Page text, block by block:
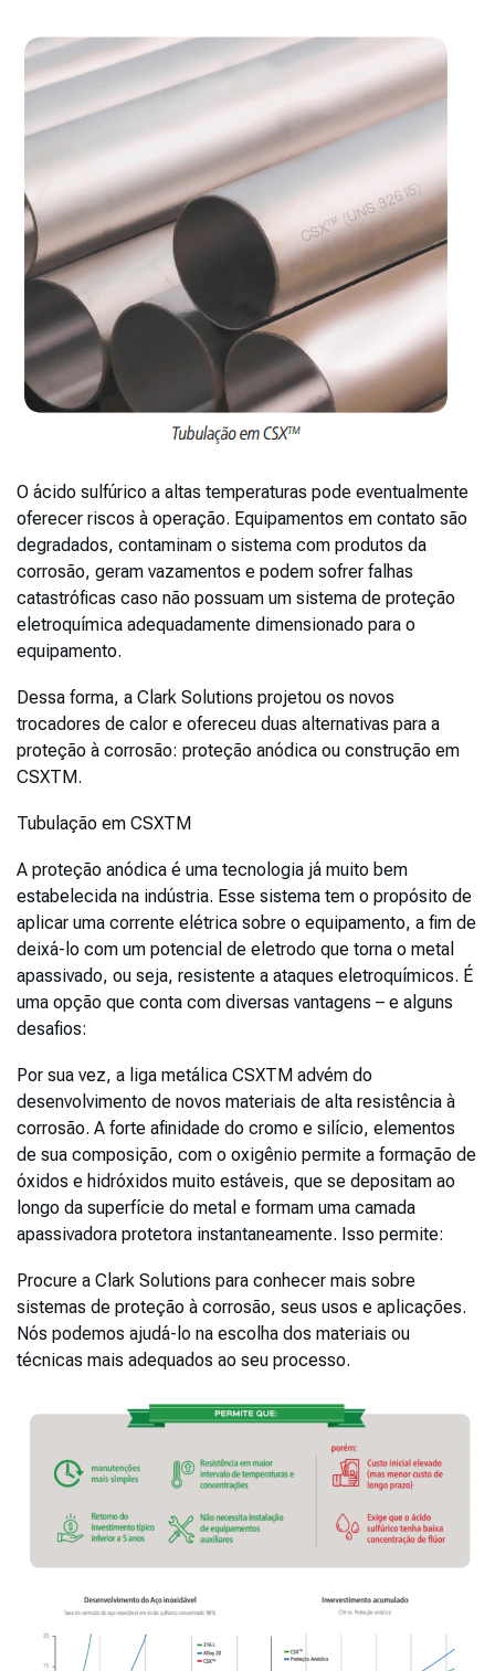
O ácido sulfúrico a altas temperaturas pode eventualmente
oferecer riscos à operação. Equipamentos em contato são
degradados, contaminam o sistema com produtos da
corrosão, geram vazamentos e podem sofrer falhas
catastróficas caso não possuam um sistema de proteção
eletroquímica adequadamente dimensionado para o
equipamento.
Dessa forma, a Clark Solutions projetou os novos
trocadores de calor e ofereceu duas alternativas para a
proteção à corrosão: proteção anódica ou construção em
CSXTM.
Tubulação em CSXTM
A proteção anódica é uma tecnologia já muito bem
estabelecida na indústria. Esse sistema tem o propósito de
aplicar uma corrente elétrica sobre o equipamento, a fim de
deixá-lo com um potencial de eletrodo que torna o metal
apassivado, ou seja, resistente a ataques eletroquímicos. É
uma opção que conta com diversas vantagens – e alguns
desafios:
Por sua vez, a liga metálica CSXTM advém do
desenvolvimento de novos materiais de alta resistência à
corrosão. A forte afinidade do cromo e silício, elementos
de sua composição, com o oxigênio permite a formação de
óxidos e hidróxidos muito estáveis, que se depositam ao
longo da superfície do metal e formam uma camada
apassivadora protetora instantaneamente. Isso permite:
Procure a Clark Solutions para conhecer mais sobre
sistemas de proteção à corrosão, seus usos e aplicações.
Nós podemos ajudá-lo na escolha dos materiais ou
técnicas mais adequados ao seu processo.